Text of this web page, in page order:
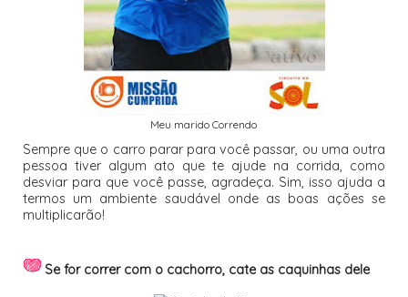
Meu marido Correndo
Sempre que o carro parar para você passar, ou uma outra
pessoa tiver algum ato que te ajude na corrida, como
desviar para que você passe, agradeça. Sim, isso ajuda a
termos um ambiente saudável onde as boas ações se
multiplicarão!
Se for correr com o cachorro, cate as caquinhas dele